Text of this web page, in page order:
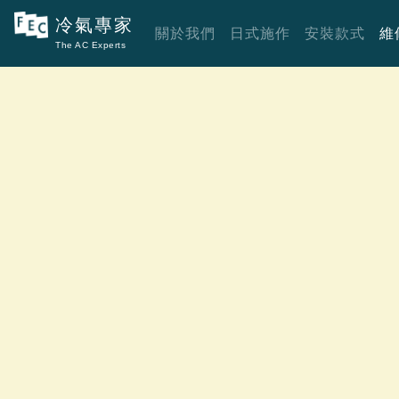
冷氣專家
The AC Experts
關於我們 日式施作 安裝款式 維